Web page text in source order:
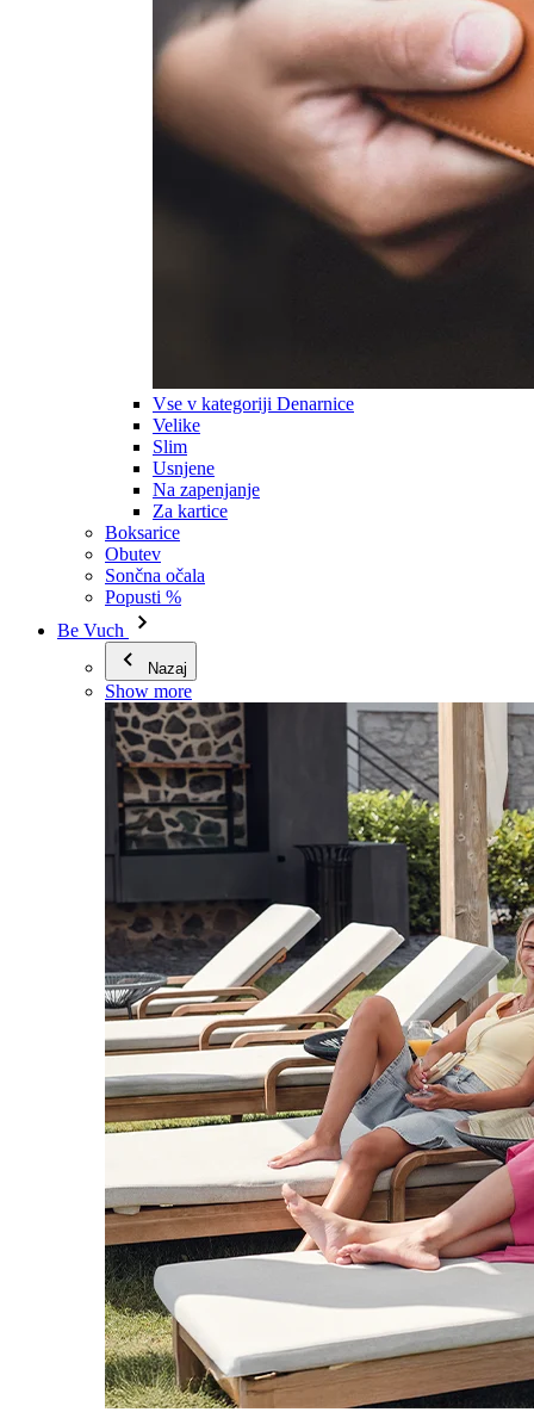
Vse v kategoriji Denarnice
Velike
Slim
Usnjene
Na zapenjanje
Za kartice
Boksarice
Obutev
Sončna očala
Popusti %
Be Vuch
Nazaj
Show more